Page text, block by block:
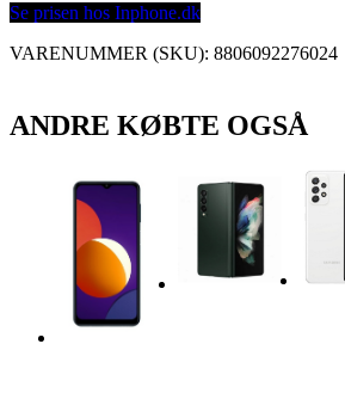
Se prisen hos Inphone.dk
VARENUMMER (SKU): 8806092276024
ANDRE KØBTE OGSÅ